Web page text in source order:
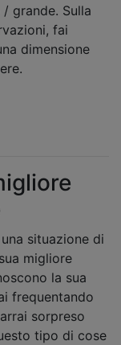
grande. Sulla
fai
dimensione
situazione di
migliore
la sua
frequentando
sorpreso
tipo di cose